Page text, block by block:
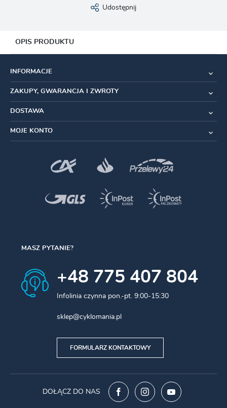
Udostępnij
OPIS PRODUKTU
Pozwala zamontować sztyce o średnicy 27,2mm,
w ramach o większej średnicy (28.6 - 31.8mm)
100mm
Kolor: Czarny
Średnica ramy (mm)
INFORMACJE
ZAKUPY, GWARANCJA I ZWROTY
DOSTAWA
MOJE KONTO
MASZ PYTANIE?
+48 775 407 804
Infolinia czynna pon.-pt. 9:00-15:30
sklep@cyklomania.pl
FORMULARZ KONTAKTOWY
DOŁĄCZ DO NAS